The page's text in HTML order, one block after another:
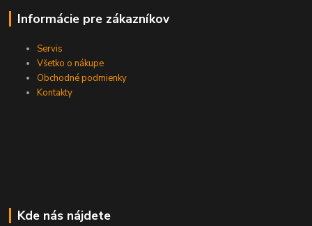
Informácie pre zákazníkov
Servis
Všetko o nákupe
Obchodné podmienky
Kontakty
Kde nás nájdete